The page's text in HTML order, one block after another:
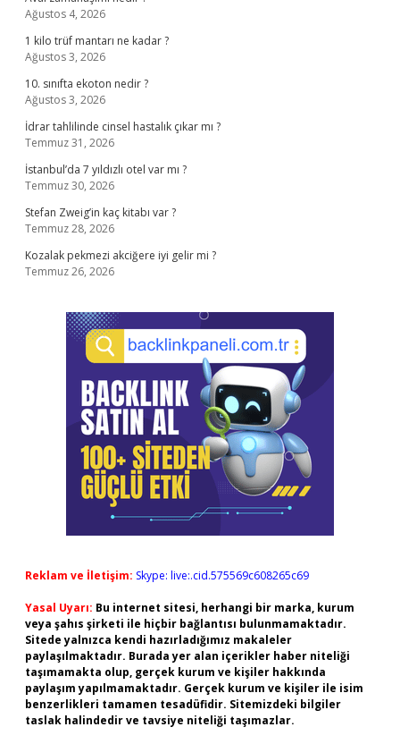
Ağustos 4, 2026
1 kilo trüf mantarı ne kadar ?
Ağustos 3, 2026
10. sınıfta ekoton nedir ?
Ağustos 3, 2026
İdrar tahlilinde cinsel hastalık çıkar mı ?
Temmuz 31, 2026
İstanbul’da 7 yıldızlı otel var mı ?
Temmuz 30, 2026
Stefan Zweig’in kaç kitabı var ?
Temmuz 28, 2026
Kozalak pekmezi akciğere iyi gelir mi ?
Temmuz 26, 2026
Reklam ve İletişim: Skype: live:.cid.575569c608265c69
Yasal Uyarı: Bu internet sitesi, herhangi bir marka, kurum
veya şahıs şirketi ile hiçbir bağlantısı bulunmamaktadır.
Sitede yalnızca kendi hazırladığımız makaleler
paylaşılmaktadır. Burada yer alan içerikler haber niteliği
taşımamakta olup, gerçek kurum ve kişiler hakkında
paylaşım yapılmamaktadır. Gerçek kurum ve kişiler ile isim
benzerlikleri tamamen tesadüfidir. Sitemizdeki bilgiler
taslak halindedir ve tavsiye niteliği taşımazlar.